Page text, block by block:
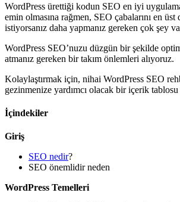
WordPress ürettiği kodun SEO en iyi
emin olmasına rağmen, SEO çabalarını en üst
istiyorsanız daha yapmanız gereken çok şey
WordPress SEO’nuzu düzgün bir şekilde
atmanız gereken bir takım önlemleri alıyoruz.
Kolaylaştırmak için, nihai WordPress SEO
gezinmenize yardımcı olacak bir içerik tablosu
İçindekiler
Giriş
SEO nedir?
SEO önemlidir neden
WordPress Temelleri